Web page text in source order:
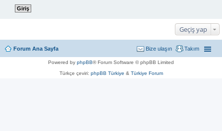
Geçiş yap
Forum Ana Sayfa Takım
Bize ulaşın
Powered by phpBB® Forum Software © phpBB Limited
Türkçe çeviri: phpBB Türkiye & Türkiye Forum